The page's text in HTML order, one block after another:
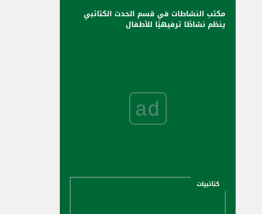
مكتب النشاطات في قسم الحدت الكتائبي
ينظم نشاطًا ترفيهيًا للأطفال
ad
كتائبيات